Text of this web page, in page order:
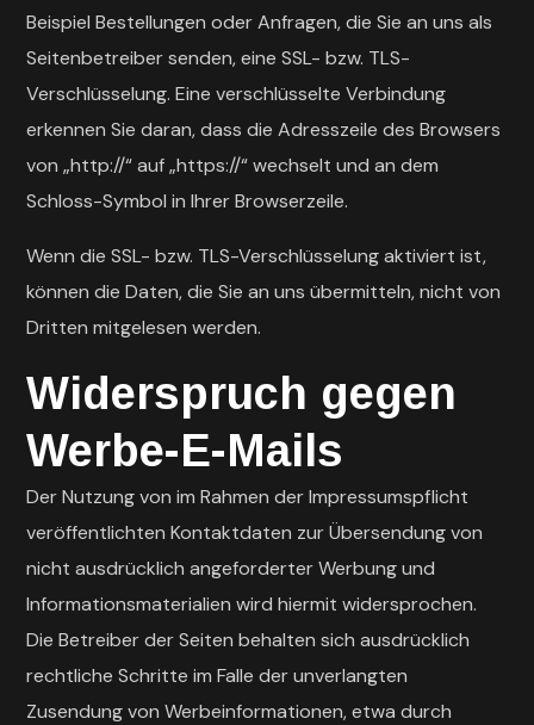
Beispiel Bestellungen oder Anfragen, die Sie an uns als
Seitenbetreiber senden, eine SSL- bzw. TLS-
Verschlüsselung. Eine verschlüsselte Verbindung
erkennen Sie daran, dass die Adresszeile des Browsers
von „http://“ auf „https://“ wechselt und an dem
Schloss-Symbol in Ihrer Browserzeile.
Wenn die SSL- bzw. TLS-Verschlüsselung aktiviert ist,
können die Daten, die Sie an uns übermitteln, nicht von
Dritten mitgelesen werden.
Widerspruch gegen
Werbe-E-Mails
Der Nutzung von im Rahmen der Impressumspflicht
veröffentlichten Kontaktdaten zur Übersendung von
nicht ausdrücklich angeforderter Werbung und
Informationsmaterialien wird hiermit widersprochen.
Die Betreiber der Seiten behalten sich ausdrücklich
rechtliche Schritte im Falle der unverlangten
Zusendung von Werbeinformationen, etwa durch